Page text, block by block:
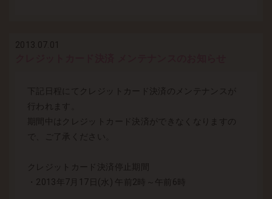
2013.07.01
下記日程にてクレジットカード決済のメンテナンスが
行われます。
期間中はクレジットカード決済ができなくなりますの
で、ご了承ください。
クレジットカード決済停止期間
・2013年7月17日(水) 午前2時～午前6時